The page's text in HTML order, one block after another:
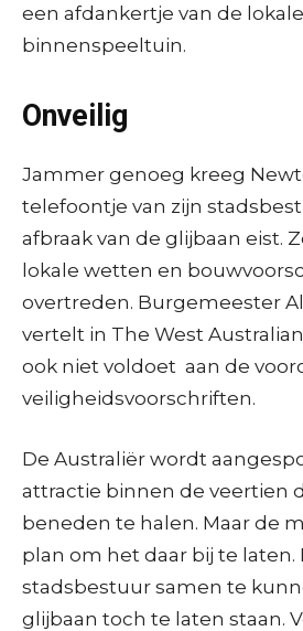
een afdankertje van de lokale
binnenspeeltuin.
Onveilig
Jammer genoeg kreeg
telefoontje van zijn
afbraak van de glijbaan eist.
lokale wetten en
overtreden. Burgemeester
vertelt in The West
ook niet voldoet aan de
veiligheidsvoorschriften.
De Australiër wordt
attractie binnen de veertien
beneden te halen. Maar de
plan om het daar bij te
stadsbestuur samen te
glijbaan toch te laten staan.